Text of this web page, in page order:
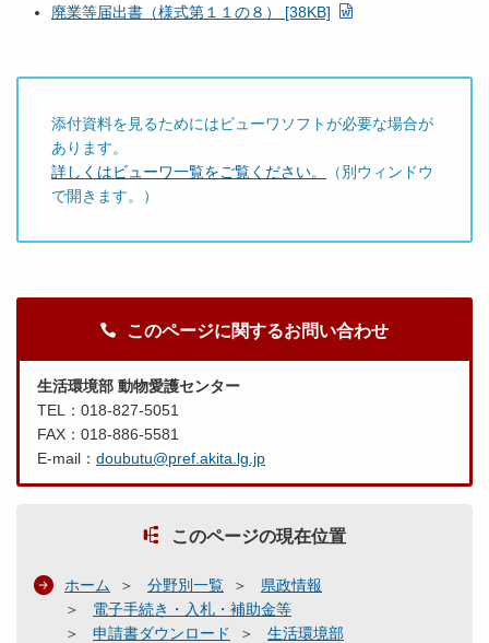
廃業等届出書（様式第１１の８） [38KB]
添付資料を見るためにはビューワソフトが必要な場合が
あります。
詳しくはビューワ一覧をご覧ください。
（別ウィンドウ
で開きます。）
このページに関するお問い合わせ
生活環境部 動物愛護センター
TEL：018-827-5051
FAX：018-886-5581
E-mail： doubutu@pref.akita.lg.jp
このページの現在位置
ホーム 分野別一覧
県政情報
電子手続き・入札・補助金等
申請書ダウンロード
生活環境部